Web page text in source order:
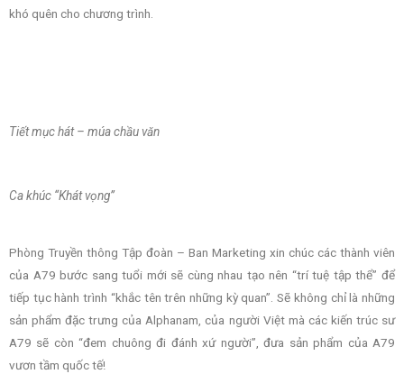
khó quên cho chương trình.
Tiết mục hát – múa chầu văn
Ca khúc “Khát vọng”
Phòng Truyền thông Tập đoàn – Ban Marketing xin chúc các thành viên
của A79 bước sang tuổi mới sẽ cùng nhau tạo nên “trí tuệ tập thể” để
tiếp tục hành trình “khắc tên trên những kỳ quan”. Sẽ không chỉ là những
sản phẩm đặc trưng của Alphanam, của người Việt mà các kiến trúc sư
A79 sẽ còn “đem chuông đi đánh xứ người”, đưa sản phẩm của A79
vươn tầm quốc tế!